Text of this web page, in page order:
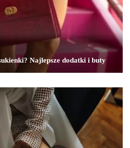
Najlepsze dodatki i buty